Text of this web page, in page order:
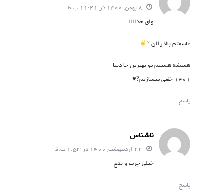
وای خداااا
عاشقتم باادراان ?
همیشه هستیم تو بهترین جا دنیا
1401 خفنی میسازیم?♥
پاسخ
ناشناس
خیلی چرت و بدع
پاسخ